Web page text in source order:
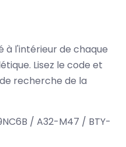
à l'intérieur de chaque
Lisez le code et
recherche de la
/ A32-M47 / BTY-